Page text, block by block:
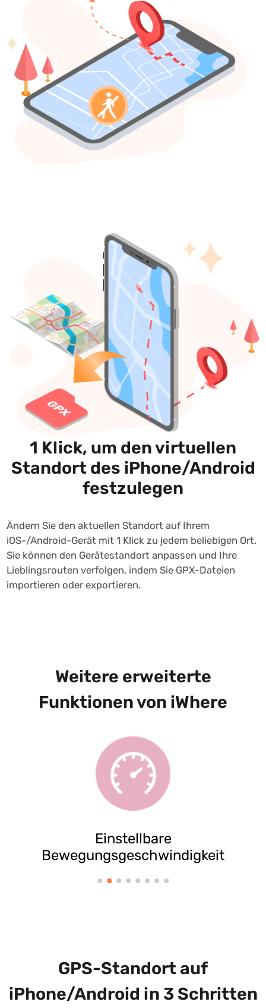
1 Klick, um den virtuellen
Standort des iPhone/Android
festzulegen
Ändern Sie den aktuellen Standort auf Ihrem
iOS-/Android-Gerät mit 1 Klick zu jedem beliebigen Ort.
Sie können den Gerätestandort anpassen und Ihre
Lieblingsrouten verfolgen, indem Sie GPX-Dateien
importieren oder exportieren.
Weitere erweiterte
Funktionen von iWhere
Einstellbare
Bewegungsgeschwindigkeit
GPS-Standort auf
iPhone/Android in 3 Schritten